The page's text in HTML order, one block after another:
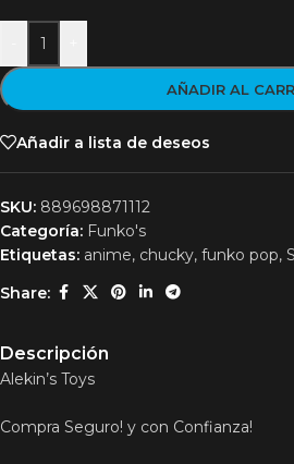
AÑADIR AL
Añadir a lista de deseos
SKU: 889698871112
Categoría: Funko's
Etiquetas: anime, chucky, funko pop,
Share:
Descripción
Alekin’s Toys
Compra Seguro! y con Confianza!